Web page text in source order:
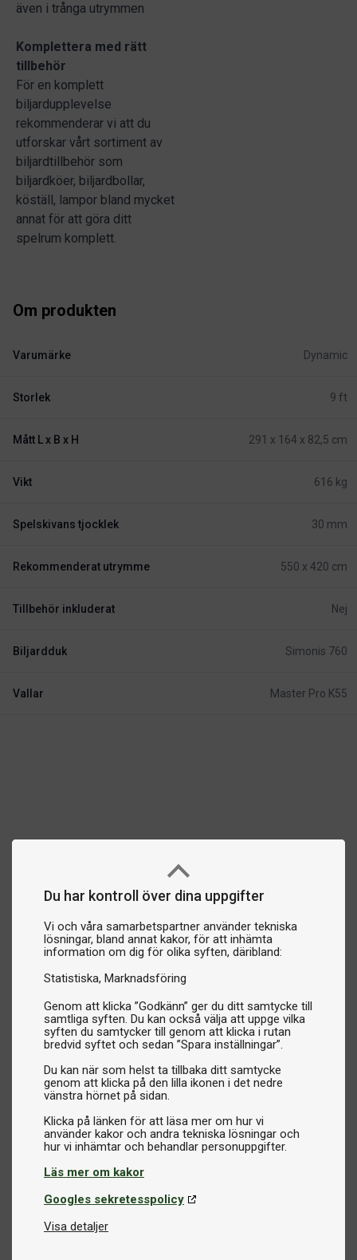
Du har kontroll över dina uppgifter
Vi och våra samarbetspartner använder tekniska
lösningar, bland annat kakor, för att inhämta
information om dig för olika syften, däribland:
Statistiska Marknadsföring
Genom att klicka ”Godkänn” ger du ditt samtycke till
samtliga syften. Du kan också välja att uppge vilka
syften du samtycker till genom att klicka i rutan
bredvid syftet och sedan ”Spara inställningar”.
Du kan när som helst ta tillbaka ditt samtycke
genom att klicka på den lilla ikonen i det nedre
vänstra hörnet på sidan.
Klicka på länken för att läsa mer om hur vi
använder kakor och andra tekniska lösningar och
Läs mer om kakor
Googles sekretesspolicy
Visa detaljer
även i trånga utrymmen
Komplettera med rätt
tillbehör
För en komplett
biljardupplevelse
rekommenderar vi att du
utforskar vårt sortiment av
biljardtillbehör som
biljardköer, biljardbollar,
köställ, lampor bland mycket
annat för att göra ditt
spelrum komplett.
Om produkten
Varumärke Dynamic
Storlek 9 ft
Mått L x B x H 291 x 164 x 82,5 cm
Vikt 616 kg
Spelskivans tjocklek 30 mm
Rekommenderat utrymme 550 x 420 cm
Tillbehör inkluderat Nej
Biljardduk Simonis 760
Vallar Master Pro K55